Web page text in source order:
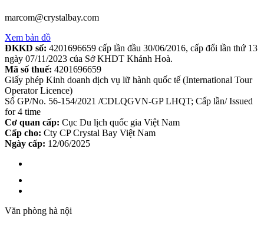
marcom@crystalbay.com
Xem bản đồ
ĐKKD số: 4201696659 cấp lần đầu 30/06/2016, cấp đổi lần thứ 13
ngày 07/11/2023 của Sở KHDT Khánh Hoà.
Mã số thuế: 4201696659
Giấy phép Kinh doanh dịch vụ lữ hành quốc tế (International Tour
Operator Licence)
Số GP/No. 56-154/2021 /CDLQGVN-GP LHQT; Cấp lần/ Issued
for 4 time
Cơ quan cấp: Cục Du lịch quốc gia Việt Nam
Cấp cho: Cty CP Crystal Bay Việt Nam
Ngày cấp: 12/06/2025
Văn phòng hà nội